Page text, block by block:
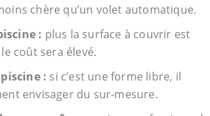
chère qu’un volet automatique.
: plus la surface à couvrir est
coût sera élevé.
: si c’est une forme libre, il
envisager du sur-mesure.